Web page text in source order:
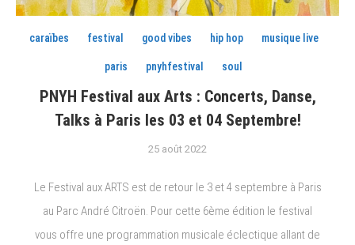
caraïbes festival good vibes hip hop musique live
paris pnyhfestival soul
PNYH Festival aux Arts : Concerts, Danse,
Talks à Paris les 03 et 04 Septembre!
25 août 2022
Le Festival aux ARTS est de retour le 3 et 4 septembre à Paris
au Parc André Citroën. Pour cette 6ème édition le festival
vous offre une programmation musicale éclectique allant de